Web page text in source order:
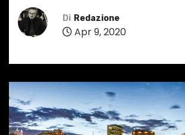
Di Redazione
Apr 9, 2020